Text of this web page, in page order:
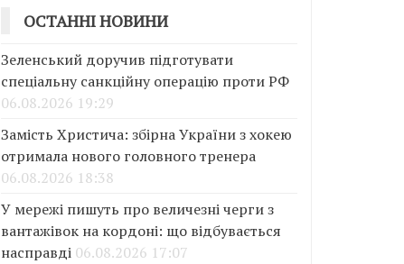
ОСТАННІ НОВИНИ
Зеленський доручив підготувати
спеціальну санкційну операцію проти РФ
06.08.2026 19:29
Замість Христича: збірна України з хокею
отримала нового головного тренера
06.08.2026 18:38
У мережі пишуть про величезні черги з
вантажівок на кордоні: що відбувається
насправді 06.08.2026 17:07